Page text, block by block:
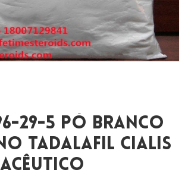
29-5 Pó Branco
Tadalafil Cialis